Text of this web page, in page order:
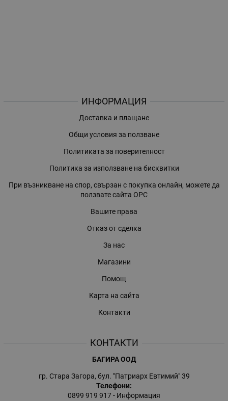
ИНФОРМАЦИЯ
Доставка и плащане
Общи условия за ползване
Политиката за поверителност
Политика за използване на бисквитки
При възникване на спор, свързан с покупка онлайн, можете да
ползвате сайта ОРС
Вашите права
Отказ от сделка
За нас
Магазини
Помощ
Карта на сайта
Контакти
КОНТАКТИ
БАГИРА ООД
гр. Стара Загора, бул. "Патриарх Евтимий" 39
Телефони:
0899 919 917- Информация